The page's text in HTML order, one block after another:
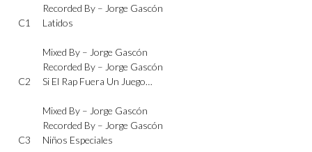
Recorded By – Jorge Gascón
C1
Latidos
Mixed By – Jorge Gascón
Recorded By – Jorge Gascón
C2
Si El Rap Fuera Un Juego…
Mixed By – Jorge Gascón
Recorded By – Jorge Gascón
C3
Niños Especiales